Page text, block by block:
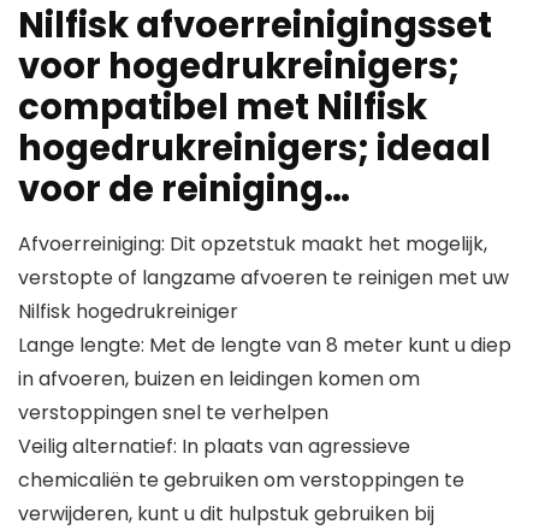
Nilfisk afvoerreinigingsset
voor hogedrukreinigers;
compatibel met Nilfisk
hogedrukreinigers; ideaal
voor de reiniging…
Afvoerreiniging: Dit opzetstuk maakt het mogelijk,
verstopte of langzame afvoeren te reinigen met uw
Nilfisk hogedrukreiniger
Lange lengte: Met de lengte van 8 meter kunt u diep
in afvoeren, buizen en leidingen komen om
verstoppingen snel te verhelpen
Veilig alternatief: In plaats van agressieve
chemicaliën te gebruiken om verstoppingen te
verwijderen, kunt u dit hulpstuk gebruiken bij